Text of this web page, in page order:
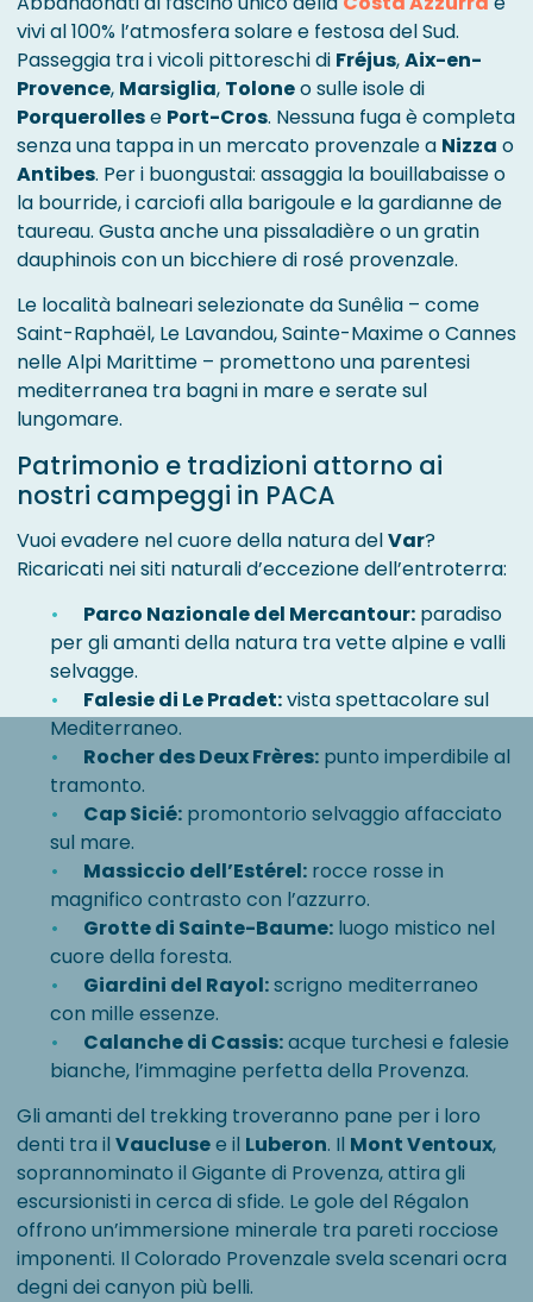
vivi al 100% l’atmosfera solare e festosa del Sud.
Passeggia tra i vicoli pittoreschi di Fréjus,Aix-en-
Provence, Marsiglia, Toloneo sulle isole di
Porquerollese Port-Cros. Nessuna fuga è completa
senza una tappa in un mercato provenzale a Nizza o
Antibes. Per i buongustai: assaggia la bouillabaisse o
la bourride, i carciofi alla barigoule e la gardianne de
taureau. Gusta anche una pissaladière o un gratin
dauphinois con un bicchiere di rosé provenzale.
Le località balneari selezionate da Sunêlia – come
Saint-Raphaël, Le Lavandou, Sainte-Maxime o Cannes
nelle Alpi Marittime – promettono una parentesi
mediterranea tra bagni in mare e serate sul
lungomare.
Patrimonio e tradizioni attorno ai
nostri campeggi in PACA
Vuoi evadere nel cuore della natura delVar?
Ricaricati nei siti naturali d’eccezione dell’entroterra:
Parco Nazionale del Mercantour: paradiso
per gli amanti della natura tra vette alpine e valli
selvagge.
Falesie di Le Pradet:vista spettacolare sul
Mediterraneo.
Rocher des Deux Frères: punto imperdibile al
tramonto.
Cap Sicié: promontorio selvaggio affacciato
sul mare.
Massiccio dell’Estérel: rocce rosse in
magnifico contrasto con l’azzurro.
Grotte di Sainte-Baume: luogo mistico nel
cuore della foresta.
Giardini del Rayol:scrigno mediterraneo
con mille essenze.
Calanche di Cassis:acque turchesi e falesie
bianche, l’immagine perfetta della Provenza.
Gli amanti del trekking troveranno pane per i loro
denti tra il Vauclusee il Luberon. Il Mont Ventoux,
soprannominato il Gigante di Provenza, attira gli
escursionisti in cerca di sfide. Le gole del Régalon
offrono un’immersione minerale tra pareti rocciose
imponenti. Il Colorado Provenzale svela scenari ocra
degni dei canyon più belli.